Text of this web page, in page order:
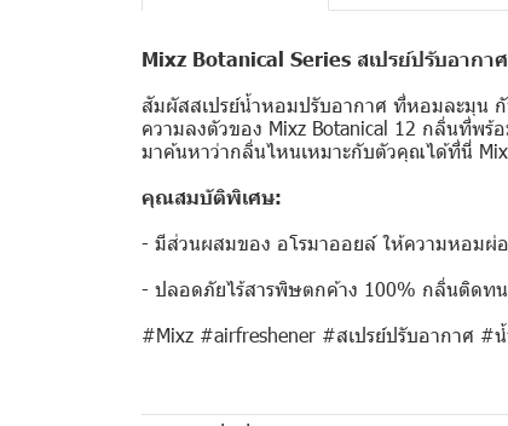
Mixz Botanical Series สเปรย์ปรับอากา
สัมผัสสเปรย์น้ำหอมปรับอากาศ ที่หอมละมุน
ความลงตัวของ Mixz Botanical 12 กลิ่นที่พร้
มาค้นหาว่ากลิ่นไหนเหมาะกับตัวคุณได้ที่นี่
คุณสมบัติพิเศษ:
- มีส่วนผสมของ อโรมาออยล์ ให้ความหอมผ่
- ปลอดภัยไร้สารพิษตกค้าง 100% กลิ่นติดท
#Mixz #airfreshener #สเปรย์ปรับอากาศ